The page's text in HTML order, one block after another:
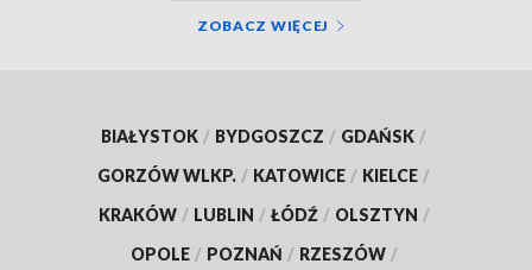
ZOBACZ WIĘCEJ
BIAŁYSTOK / BYDGOSZCZ / GDAŃSK /
GORZÓW WLKP. / KATOWICE / KIELCE /
KRAKÓW / LUBLIN / ŁÓDŹ / OLSZTYN /
OPOLE / POZNAŃ / RZESZÓW /